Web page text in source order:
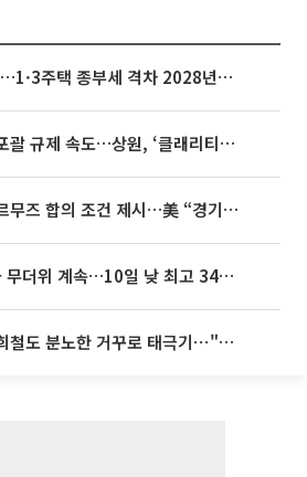
종부세 개편에도…1·3주택 종부세 격차 2028년부터 확대
미국, 가상자산 포괄 규제 속도…상원, ‘클래리티법’ 9월 절차투표 추진
이란, 미국에 호르무즈 합의 조건 제시…美 “경기 아직 안 끝나” [종합]
[내일 날씨] 전국 무더위 계속…10일 낮 최고 34도 육박
서경덕 교수, 김희철도 분노한 거꾸로 태극기⋯"엉터리는 아냐, 아쉬울 뿐"